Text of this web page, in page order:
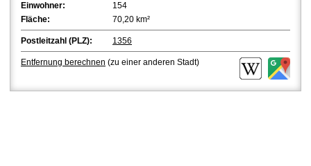
Einwohner:
154
Fläche:
70,20 km²
Postleitzahl (PLZ): 1356
Entfernung berechnen (zu einer anderen Stadt)